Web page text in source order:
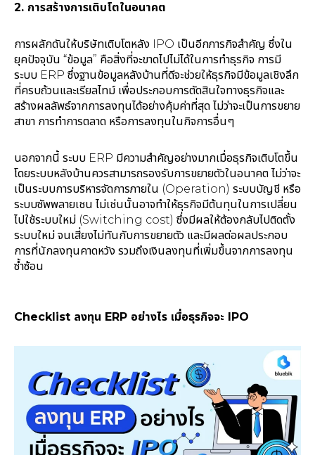
2. การสร้างการเติบโตในอนาคต
การผลักดันให้บริษัทเติบโตหลัง IPO เป็นอีกภารกิจสำคัญ ซึ่งใน
ยุคปัจจุบัน “ข้อมูล” คือสิ่งที่จะขาดไปไม่ได้ในการทำธุรกิจ การมี
ระบบ ERP ซึ่งฐานข้อมูลหลังบ้านที่ดีจะช่วยให้ธุรกิจมีข้อมูลเชิงลึก
ที่ครบถ้วนและเรียลไทม์ เพื่อประกอบการตัดสินใจทางธุรกิจและ
สร้างผลลัพธ์จากการลงทุนได้อย่างคุ้มค่าที่สุด ไม่ว่าจะเป็นการขยาย
สาขา การทำการตลาด หรือการลงทุนในกิจการอื่นๆ
นอกจากนี้ ระบบ ERP มีความสำคัญอย่างมากเมื่อธุรกิจเติบโตขึ้น
โดยระบบหลังบ้านควรสามารถรองรับการขยายตัวในอนาคต ไม่ว่าจะ
เป็นระบบการบริหารจัดการภายใน (Operation) ระบบบัญชี หรือ
ระบบซัพพลายเชน ไม่เช่นนั้นอาจทำให้ธุรกิจมีต้นทุนในการเปลี่ยน
ไปใช้ระบบใหม่ (Switching cost) ซึ่งมีผลให้ต้องกลับไปติดตั้ง
ระบบใหม่ จนเสี่ยงไม่ทันกับการขยายตัว และมีผลต่อผลประกอบ
การที่นักลงทุนคาดหวัง รวมถึงเงินลงทุนที่เพิ่มขึ้นจากการลงทุน
ซ้ำซ้อน
Checklist ลงทุน ERP อย่างไร เมื่อธุรกิจจะ IPO